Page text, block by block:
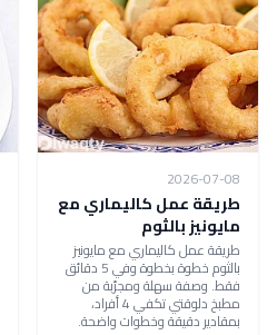
2026-07-08
طريقة عمل كاليماري مع
مايونيز بالثوم
طريقة عمل كاليماري مع مايونيز
بالثوم خطوة بخطوة وفي 5 دقائق
فقط. وصفة سهلة ومجرّبة من
مطبخ دلوقتي تكفي 4 أفراد،
بمقادير دقيقة وخطوات واضحة.